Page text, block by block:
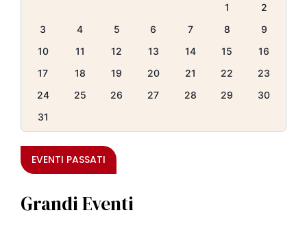
1
2
3
4 5 6 7 8
9
10
11 12 13 14 15
16
17
18 19 20 21 22
23
24
25 26 27 28 29
30
31
EVENTI PASSATI
Grandi Eventi